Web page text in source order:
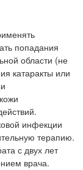
попадания
области (не
катаракты или
инфекции
терапию.
с двух лет
врача.